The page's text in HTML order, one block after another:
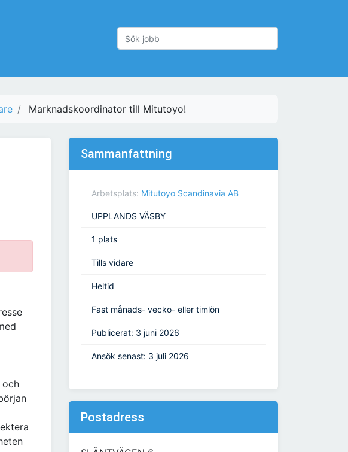
Marknadskoordinator till Mitutoyo!
och
Sammanfattning
Arbetsplats: Mitutoyo Scandinavia AB
UPPLANDS VÄSBY
1 plats
Tills vidare
Heltid
Fast månads- vecko- eller timlön
Publicerat: 3 juni 2026
Ansök senast: 3 juli 2026
Postadress